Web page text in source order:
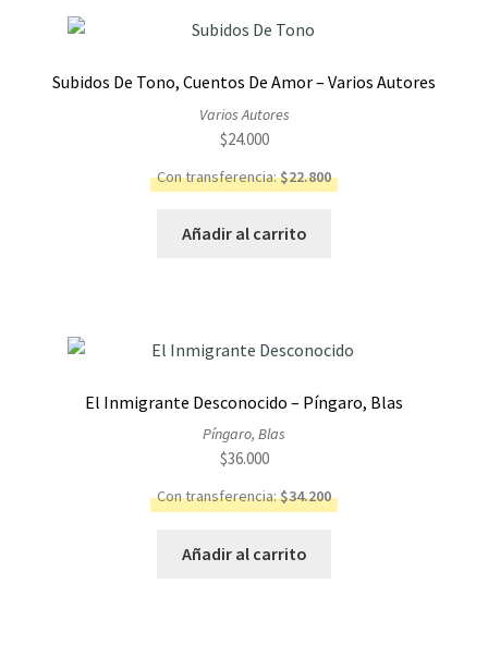
Subidos De Tono, Cuentos De Amor – Varios Autores
Varios Autores
$24.000
Con transferencia:$22.800
Añadir al carrito
El Inmigrante Desconocido – Píngaro, Blas
Píngaro, Blas
$36.000
Con transferencia:$34.200
Añadir al carrito